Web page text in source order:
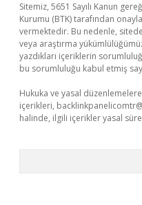
Sitemiz, 5651 Sayılı Kanun
Kurumu (BTK) tarafından
vermektedir. Bu nedenle,
veya araştırma
yazdıkları içeriklerin
bu sorumluluğu kabul etmiş
Hukuka ve yasal
içerikleri,
halinde, ilgili içerikler yasal